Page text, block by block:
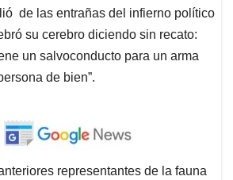
de las entrañas del infierno político
su cerebro diciendo sin recato:
un salvoconducto para un arma
de bien”.
representantes de la fauna